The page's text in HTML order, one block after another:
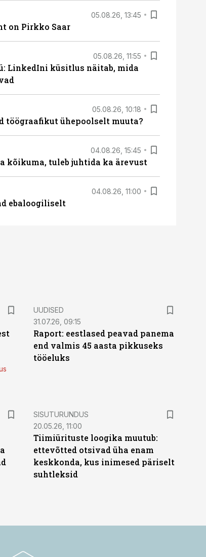
05.08.26, 13:45
on Pirkko Saar
05.08.26, 11:55
LinkedIni küsitlus näitab, mida
05.08.26, 10:18
töögraafikut ühepoolselt muuta?
04.08.26, 15:45
kõikuma, tuleb juhtida ka ärevust
04.08.26, 11:00
ebaloogiliselt
UUDISED
31.07.26, 09:15
Raport: eestlased peavad panema
end valmis 45 aasta pikkuseks
tööeluks
ST
SISUTURUNDUS
20.05.26, 11:00
Tiimiürituste loogika muutub:
ettevõtted otsivad üha enam
keskkonda, kus inimesed päriselt
suhtleksid